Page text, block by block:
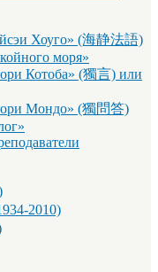
Хоуго» (海静法語)
моря»
Котоба» (獨言) или
Мондо» (獨問答)
2010)